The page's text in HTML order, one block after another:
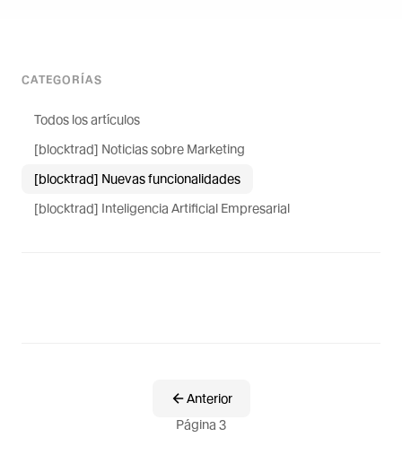
CATEGORÍAS
Todos los artículos
[blocktrad] Noticias sobre Marketing
[blocktrad] Nuevas funcionalidades
[blocktrad] Inteligencia Artificial Empresarial
Anterior
Página 3